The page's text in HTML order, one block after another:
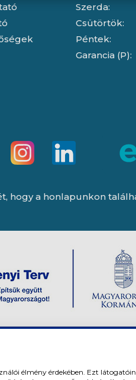
Szerda:
Csütörtök:
Péntek:
Garancia (P):
hogy a honlapunkon
élmény érdekében. Ezt